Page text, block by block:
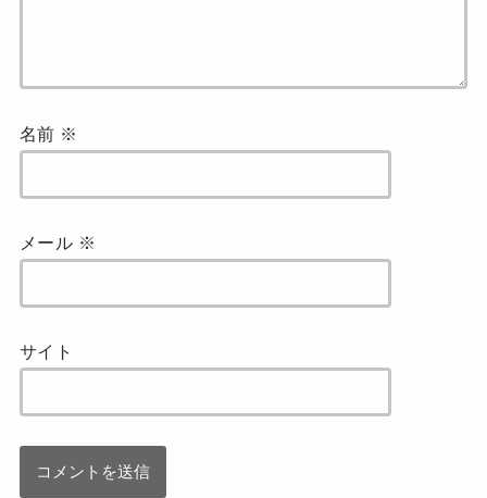
名前 ※
メール ※
サイト